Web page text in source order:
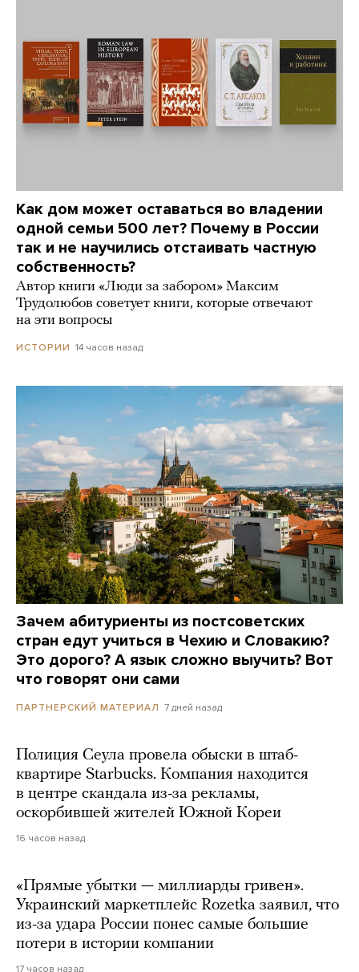
Как дом может оставаться во владении
одной семьи 500 лет? Почему в России
так и не научились отстаивать частную
собственность?
Автор книги «Люди за забором» Максим
Трудолюбов советует книги, которые отвечают
на эти вопросы
ИСТОРИИ 14 часов назад
Зачем абитуриенты из постсоветских
стран едут учиться в Чехию и Словакию?
Это дорого? А язык сложно выучить? Вот
что говорят они сами
ПАРТНЕРСКИЙ МАТЕРИАЛ 7 дней назад
Полиция Сеула провела обыски в штаб-
квартире Starbucks. Компания находится
в центре скандала из-за рекламы,
оскорбившей жителей Южной Кореи
16 часов назад
«Прямые убытки — миллиарды гривен».
Украинский маркетплейс Rozetka заявил, что
из-за удара России понес самые большие
потери в истории компании
17 часов назад